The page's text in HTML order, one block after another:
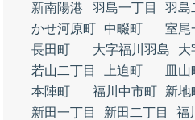
新南陽港
羽島一丁目 羽島
かせ河原町
中畷町 室尾
長田町
大字福川羽島 大
若山二丁目
上迫町 皿山
本陣町
福川中市町 新地
新田一丁目
新田二丁目 福